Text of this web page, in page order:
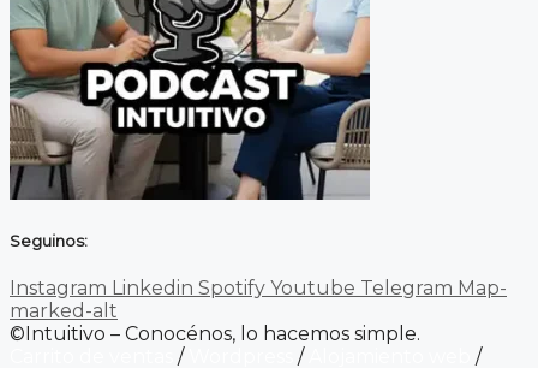
Seguinos:
Instagram Linkedin Spotify Youtube Telegram Map-
marked-alt
©Intuitivo – Conocénos, lo hacemos simple.
/ /
/